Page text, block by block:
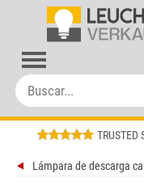
TRUSTED
Lámpara de descarga